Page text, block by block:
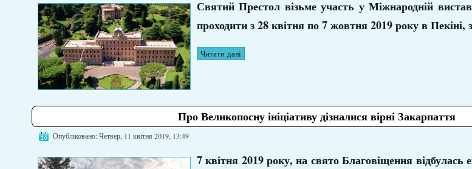
Святий Престол візьме участь у Міжнародній
проходити з 28 квітня по 7 жовтня 2019 року в Пекіні,
Читати далі
Про Великопосну ініціативу дізналися вірні Закарпаття
Опубліковано: Четвер, 11 квітня 2019, 13:49
7 квітня 2019 року, на свято Благовіщення відбулась